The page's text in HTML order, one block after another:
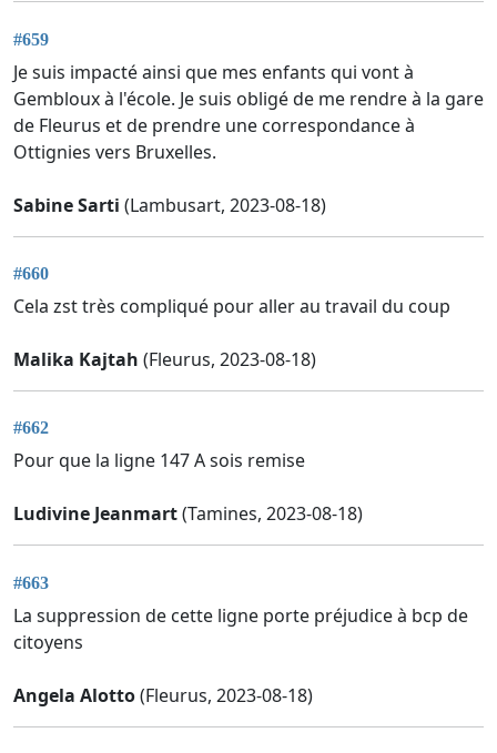
#659
Je suis impacté ainsi que mes enfants qui vont à
Gembloux à l'école. Je suis obligé de me rendre à la gare
de Fleurus et de prendre une correspondance à
Ottignies vers Bruxelles.
Sabine Sarti (Lambusart, 2023-08-18)
#660
Cela zst très compliqué pour aller au travail du coup
Malika Kajtah (Fleurus, 2023-08-18)
#662
Pour que la ligne 147 A sois remise
Ludivine Jeanmart(Tamines, 2023-08-18)
#663
La suppression de cette ligne porte préjudice à bcp de
citoyens
Angela Alotto(Fleurus, 2023-08-18)